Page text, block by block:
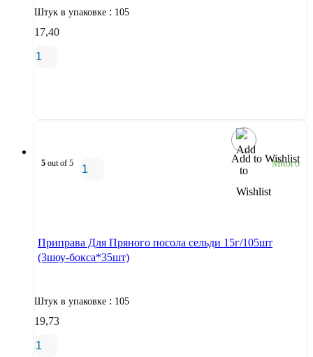
Штук в упаковке : 105
17,40
Add to Wishlist
5 out of 5 Много
Приправа Для Пряного посола сельди 15г/105шт
(3шоу-бокса*35шт)
Штук в упаковке : 105
19,73